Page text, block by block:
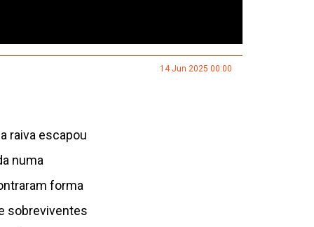
14 Jun 2025 00:00
raiva escapou
numa
forma
sobreviventes